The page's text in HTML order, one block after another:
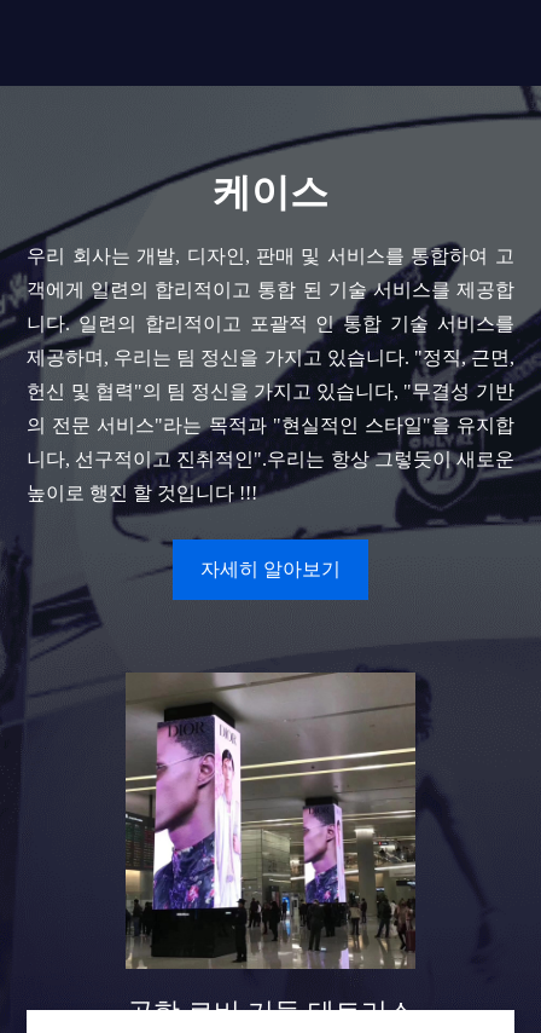
케이스
우리 회사는 개발, 디자인, 판매 및 서비스를 통합하여 고
객에게 일련의 합리적이고 통합 된 기술 서비스를 제공합
니다. 일련의 합리적이고 포괄적 인 통합 기술 서비스를
제공하며, 우리는 팀 정신을 가지고 있습니다. "정직, 근면,
헌신 및 협력"의 팀 정신을 가지고 있습니다, "무결성 기반
의 전문 서비스"라는 목적과 "현실적인 스타일"을 유지합
니다, 선구적이고 진취적인".우리는 항상 그렇듯이 새로운
높이로 행진 할 것입니다 !!!
자세히 알아보기
공항 로비 기둥 테트리스